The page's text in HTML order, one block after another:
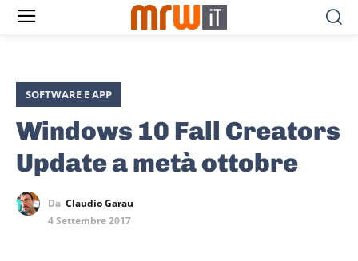
SOFTWARE E APP
Windows 10 Fall Creators
Update a metà ottobre
Da Claudio Garau
4 Settembre 2017